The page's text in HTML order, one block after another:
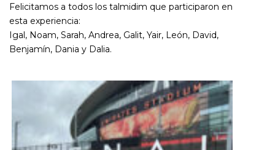
Felicitamos a todos los talmidim que participaron en
esta experiencia:
Igal, Noam, Sarah, Andrea, Galit, Yair, León, David,
Benjamín, Dania y Dalia.